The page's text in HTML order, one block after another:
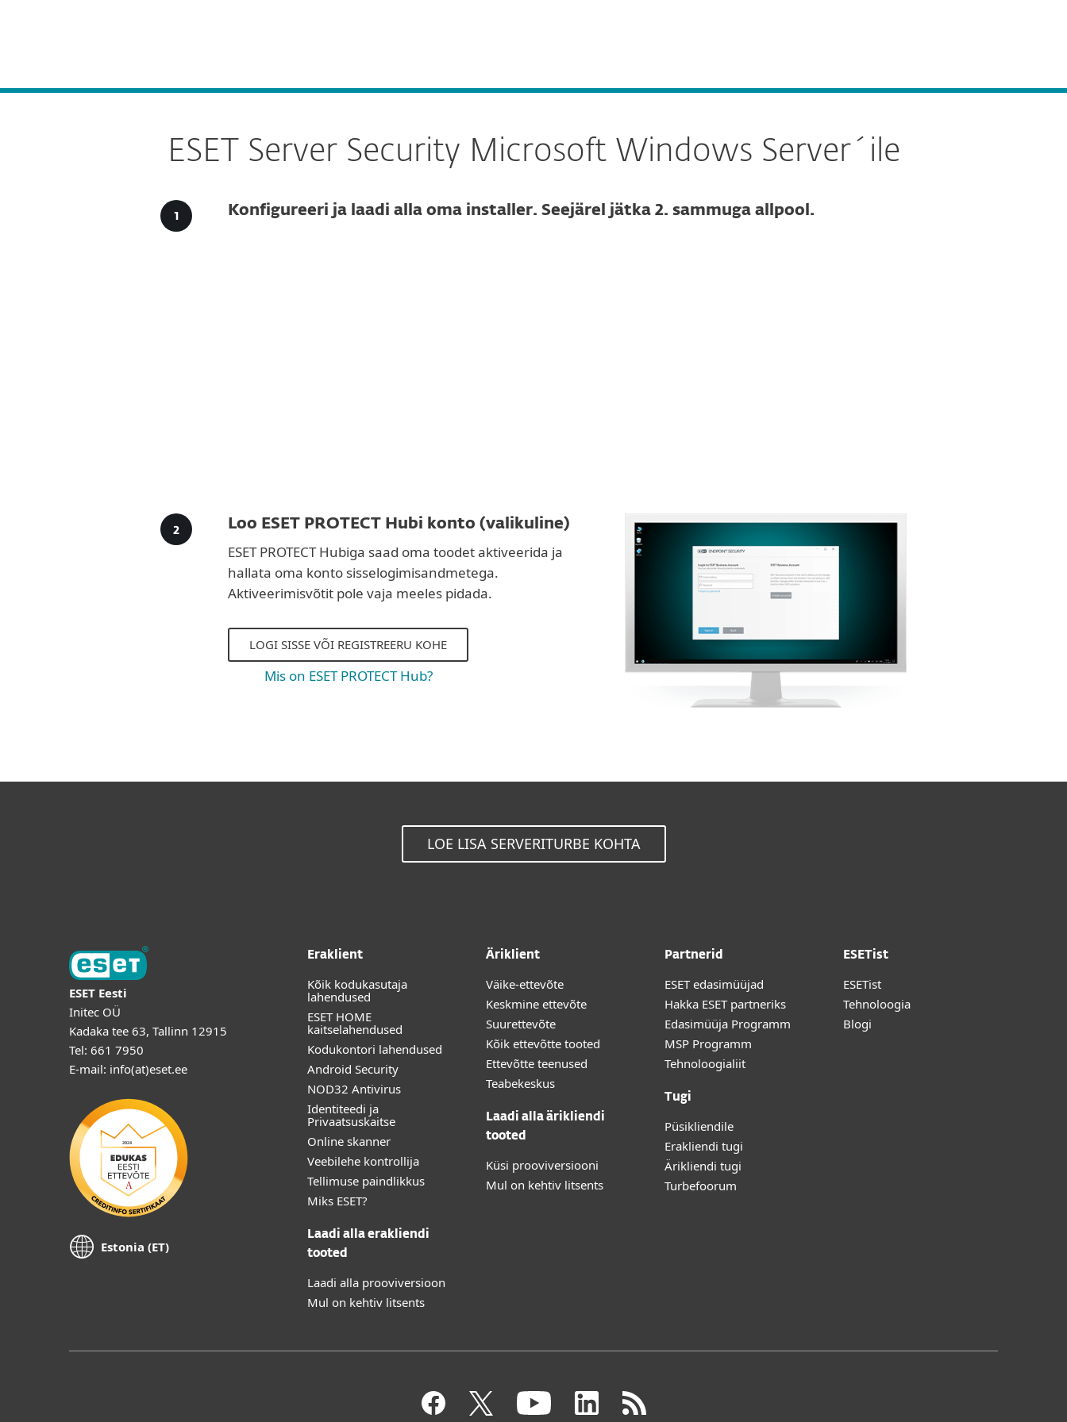
ESET Server Security Microsoft Windows Server´ile
Konfigureeri ja laadi alla oma installer. Seejärel jätka 2. sammuga allpool.
Loo ESET PROTECT Hubi konto (valikuline)
ESET PROTECT Hubiga saad oma toodet aktiveerida ja
hallata oma konto sisselogimisandmetega.
Aktiveerimisvõtit pole vaja meeles pidada.
LOGI SISSE VÕI REGISTREERU KOHE
Mis on ESET PROTECT Hub?
LOE LISA SERVERITURBE KOHTA
ESET Eesti
Initec OÜ
Kadaka tee 63, Tallinn 12915
Tel: 661 7950
E-mail: info(at)eset.ee
Estonia (ET)
Eraklient
Kõik kodukasutaja
lahendused
ESET HOME
kaitselahendused
Kodukontori lahendused
Android Security
NOD32 Antivirus
Identiteedi ja
Privaatsuskaitse
Online skanner
Veebilehe kontrollija
Tellimuse paindlikkus
Miks ESET?
Laadi alla erakliendi
tooted
Laadi alla prooviversioon
Mul on kehtiv litsents
Äriklient
Väike-ettevõte
Keskmine ettevõte
Suurettevõte
Kõik ettevõtte tooted
Ettevõtte teenused
Teabekeskus
Laadi alla ärikliendi
tooted
Küsi prooviversiooni
Mul on kehtiv litsents
Partnerid
ESET edasimüüjad
Hakka ESET partneriks
Edasimüüja Programm
MSP Programm
Tehnoloogialiit
Tugi
Püsikliendile
Erakliendi tugi
Ärikliendi tugi
Turbefoorum
ESETist
ESETist
Tehnoloogia
Blogi